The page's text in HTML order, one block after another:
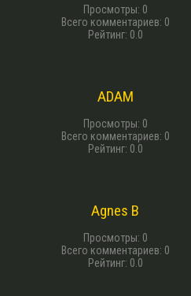
Просмотры: 0
Всего комментариев: 0
Рейтинг: 0.0
ADAM
Просмотры: 0
Всего комментариев: 0
Рейтинг: 0.0
Agnes B
Просмотры: 0
Всего комментариев: 0
Рейтинг: 0.0